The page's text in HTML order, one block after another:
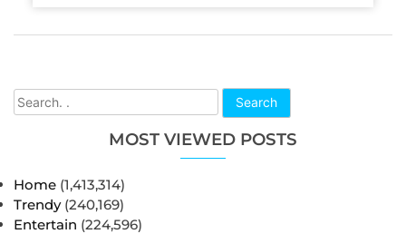
Search
MOST VIEWED POSTS
Home (1,413,314)
Trendy (240,169)
Entertain (224,596)